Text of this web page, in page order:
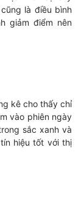
là điều bình
giảm điểm nên
kê cho thấy chỉ
vào phiên ngày
sắc xanh và
hiệu tốt với thị